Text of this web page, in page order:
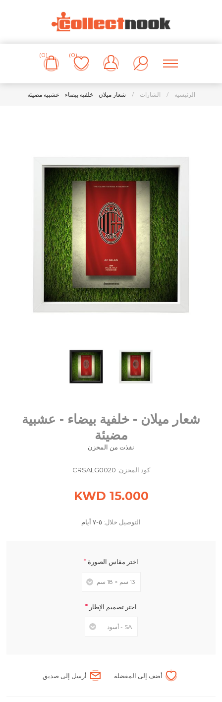
(0)
(0)
الرئيسية / الشارات / شعار ميلان - خلفية بيضاء - عشبية مضيئة
شعار ميلان - خلفية بيضاء - عشبية
مضيئة
نفذت من المخزن
كود المخزن: CRSALG0020
15.000 KWD
التوصيل خلال: ٥-٧ أيام
اختر مقاس الصورة *
اختر تصميم الإطار *
أضف إلى المفضلة أرسل إلى صديق